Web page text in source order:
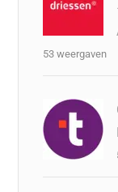
53 weergaven